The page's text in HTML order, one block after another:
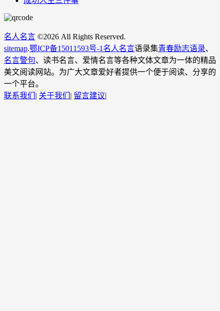
名人名言 ©2026 All Rights Reserved.
sitemap.鄂ICP备15011593号-1 名人名言语录集青春励志语录、
名言警句、读书名言、爱情名言等各种文体文章为一体的精品
美文阅读网站。为广大文章爱好者提供一个便于阅读、分享的
一个平台。
联系我们 | 关于我们 | 留言建议|